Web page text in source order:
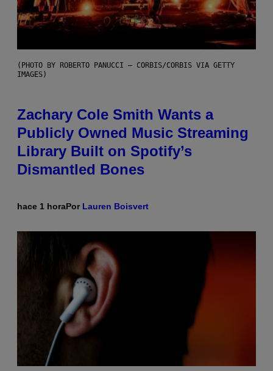
(PHOTO BY ROBERTO PANUCCI – CORBIS/CORBIS VIA GETTY
IMAGES)
Zachary Cole Smith Wants a
Publicly Owned Music Streaming
Library Built on Spotify’s
Dismantled Bones
hace 1 horaPor Lauren Boisvert